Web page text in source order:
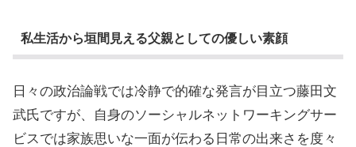
私生活から垣間見える父親としての優しい素顔
日々の政治論戦では冷静で的確な発言が目立つ藤田文
武氏ですが、自身のソーシャルネットワーキングサー
ビスでは家族思いな一面が伝わる日常の出来さを度々